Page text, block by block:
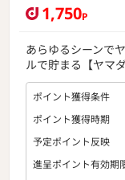
1,750P
あらゆるシーンで
ルで貯まる【ヤマ
〈特徴〉
・もれなく1,000
・今すぐ使えるサ
ービス)」
・店外でのご利用
・ヤマダデンキ・
ポイント獲得条件
ポイント獲得時期
予定ポイント反映
進呈ポイント有効期